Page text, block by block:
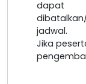
dapat
jadwal.
Jika